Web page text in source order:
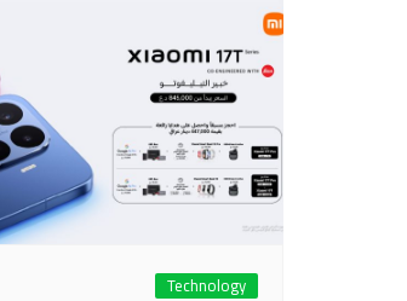
Technology